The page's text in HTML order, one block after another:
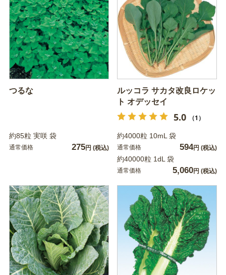
つるな
約85粒 実咲 袋
通常価格 275円 (税込)
ルッコラ サカタ改良ロケッ
ト オデッセイ
5.0 （1）
約4000粒 10mL 袋
通常価格 594円 (税込)
約40000粒 1dL 袋
通常価格 5,060円 (税込)